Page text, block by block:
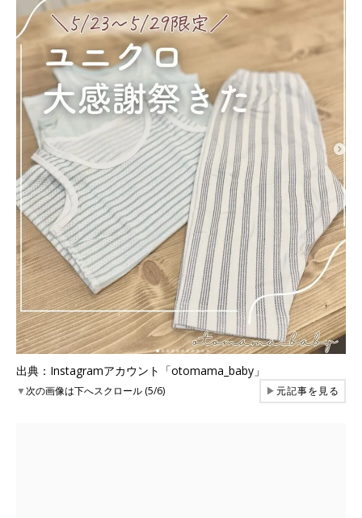
出典：Instagramアカウント「otomama_baby」
▼次の画像は下へスクロール (5/6) ▶元記事を見る